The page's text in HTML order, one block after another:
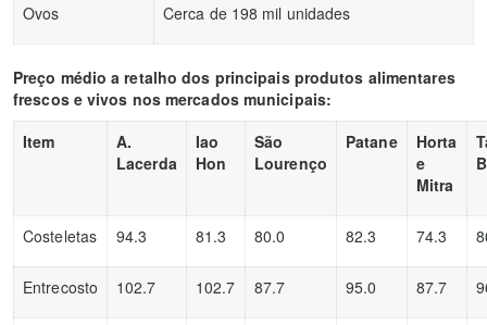
Ovos Cerca de 198 mil unidades
Preço médio a retalho dos principais produtos alimentares
frescos e vivos nos mercados municipais:
Item
A.
Lacerda
Iao
Hon
São
Lourenço
Patane
Horta
e
Mitra
Costeletas 94.3 81.3 80.0 82.3 74.3
Entrecosto 102.7 102.7 87.7 95.0 87.7